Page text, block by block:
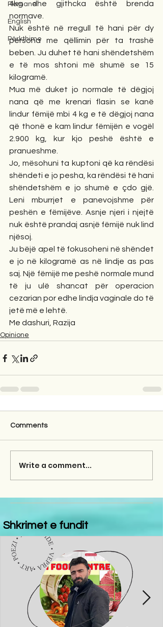
Romane
English
Përkthime
4kg dhe gjithcka është brenda
normave.
Nuk është në rregull të hani për dy
persona me qëllimin për ta trashë
beben. Ju duhet të hani shëndetshëm
e të mos shtoni më shumë se 15
kilogramë.
Mua më duket jo normale të dëgjoj
nana që me krenari flasin se kanë
lindur fëmijë mbi 4 kg e të dëgjoj nana
që thonë e kam lindur fëmijën e vogël
2.900 kg, kur kjo peshë është e
pranueshme.
Jo, mësohuni ta kuptoni që ka rëndësi
shëndeti e jo pesha, ka rëndësi të hani
shëndetshëm e jo shumë e çdo gjë.
Leni mburrjet e panevojshme për
peshën e fëmijëve. Asnje njeri i njejtë
nuk është prandaj asnjë fëmijë nuk lind
njësoj.
Ju bëjë apel të fokusoheni në shëndet
e jo në kilogramë as në lindje as pas
saj. Një fëmijë me peshë normale mund
të ju ulë shancat për operacion
cezarian por edhe lindja vaginale do të
jetë më e lehtë.
Me dashuri, Razija
Opinione
Comments
Write a comment...
Shkrimet e fundit